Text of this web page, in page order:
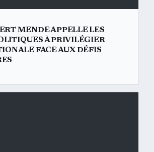
MENDE APPELLE LES
À PRIVILÉGIER
FACE AUX DÉFIS